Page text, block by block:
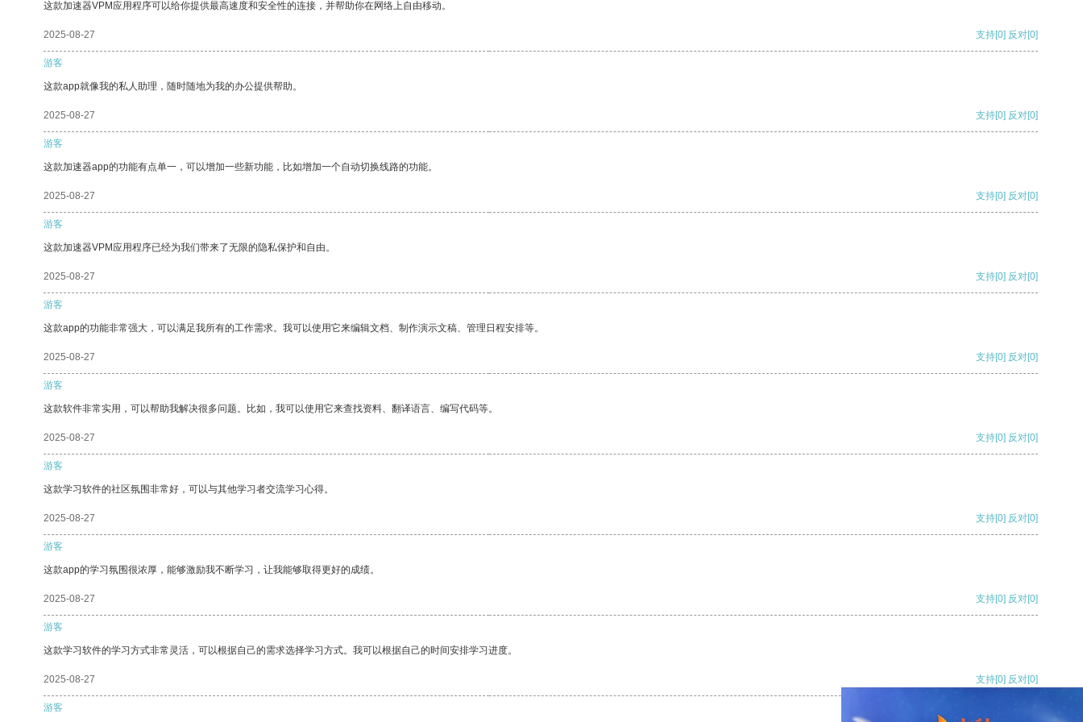
这款加速器VPM应用程序可以给你提供最高速度和安全性的连接，并帮助你在网络上自由移动。
2025-08-27 支持[0] 反对[0]
游客
这款app就像我的私人助理，随时随地为我的办公提供帮助。
2025-08-27 支持[0] 反对[0]
游客
这款加速器app的功能有点单一，可以增加一些新功能，比如增加一个自动切换线路的功能。
2025-08-27 支持[0] 反对[0]
游客
这款加速器VPM应用程序已经为我们带来了无限的隐私保护和自由。
2025-08-27 支持[0] 反对[0]
游客
这款app的功能非常强大，可以满足我所有的工作需求。我可以使用它来编辑文档、制作演示文稿、管理日程安排等。
2025-08-27 支持[0] 反对[0]
游客
这款软件非常实用，可以帮助我解决很多问题。比如，我可以使用它来查找资料、翻译语言、编写代码等。
2025-08-27 支持[0] 反对[0]
游客
这款学习软件的社区氛围非常好，可以与其他学习者交流学习心得。
2025-08-27 支持[0] 反对[0]
游客
这款app的学习氛围很浓厚，能够激励我不断学习，让我能够取得更好的成绩。
2025-08-27 支持[0] 反对[0]
游客
这款学习软件的学习方式非常灵活，可以根据自己的需求选择学习方式。我可以根据自己的时间安排学习进度。
2025-08-27 支持[0] 反对[0]
游客